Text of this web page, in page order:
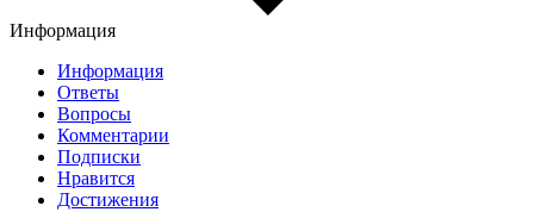
Информация
Информация
Ответы
Вопросы
Комментарии
Подписки
Нравится
Достижения